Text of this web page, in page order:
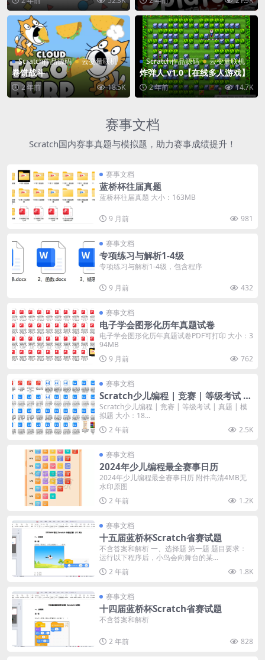
Scratch作品源码 云变量联机
卷饼战斗
2 年前 18.5K
Scratch作品源码 云变量联机
炸弹人 v1.0【在线多人游戏】
2 年前 14.7K
赛事文档
Scratch国内赛事真题与模拟题，助力赛事成绩提升！
赛事文档
蓝桥杯往届真题
蓝桥杯往届真题 大小：163MB
9 月前 981
赛事文档
专项练习与解析1-4级
专项练习与解析1-4级，包含程序
9 月前 432
赛事文档
电子学会图形化历年真题试卷
电子学会图形化历年真题试卷PDF可打印 大小：3
94MB
9 月前
762
赛事文档
Scratch少儿编程 | 竞赛 | 等级考试 |
真题 | 模拟题
Scratch少儿编程 | 竞赛 | 等级考试 | 真题 | 模
拟题 大小：18...
2 年前
2.5K
赛事文档
2024年少儿编程最全赛事日历
2024年少儿编程最全赛事日历 附件高清4MB无
水印原图
2 年前
1.2K
赛事文档
十五届蓝桥杯Scratch省赛试题
不含答案和解析 一、选择题 第一题 题目要求：
运行以下程序后，小鸟会向舞台的某...
2 年前
1.8K
赛事文档
十四届蓝桥杯Scratch省赛试题
不含答案和解析
2 年前 828